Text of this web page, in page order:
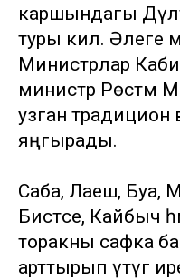
каршындагы
туры килә. Әлеге
Министрлар
министр Рөстәм
узган традицион
яңгырады.
Саба, Лаеш,
Бистәсе, Кайбыч
торакны сафка
арттырып үтәүгә